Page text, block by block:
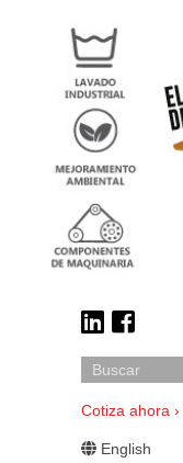
Cotiza ahora ›
English